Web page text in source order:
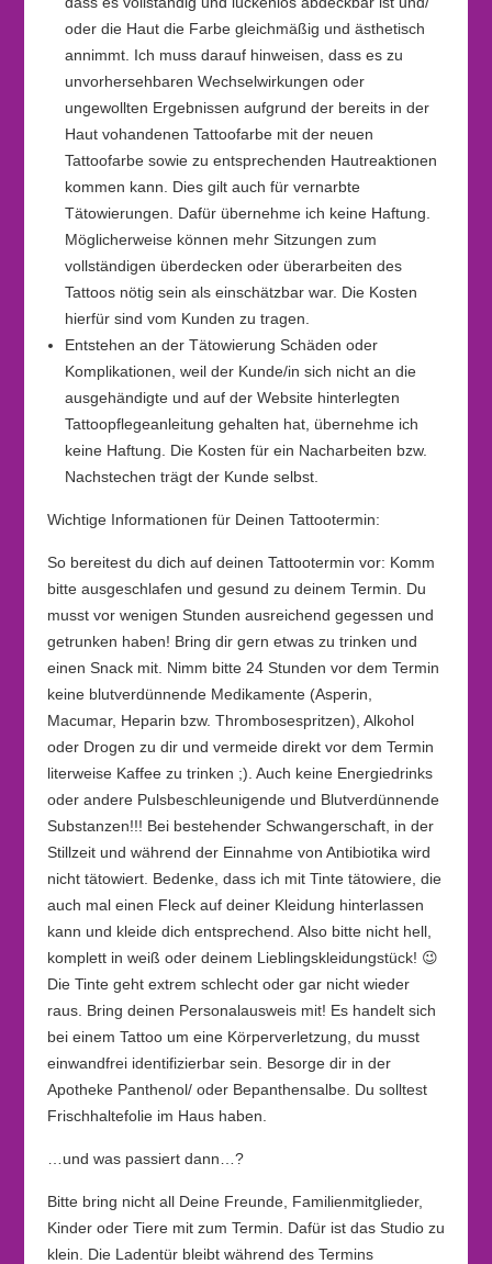
oder die Haut die Farbe gleichmäßig und ästhetisch
annimmt. Ich muss darauf hinweisen, dass es zu
unvorhersehbaren Wechselwirkungen oder
ungewollten Ergebnissen aufgrund der bereits in der
Haut vohandenen Tattoofarbe mit der neuen
Tattoofarbe sowie zu entsprechenden Hautreaktionen
kommen kann. Dies gilt auch für vernarbte
Tätowierungen. Dafür übernehme ich keine Haftung.
Möglicherweise können mehr Sitzungen zum
vollständigen überdecken oder überarbeiten des
Tattoos nötig sein als einschätzbar war. Die Kosten
hierfür sind vom Kunden zu tragen.
Entstehen an der Tätowierung Schäden oder
Komplikationen, weil der Kunde/in sich nicht an die
ausgehändigte und auf der Website hinterlegten
Tattoopflegeanleitung gehalten hat, übernehme ich
keine Haftung. Die Kosten für ein Nacharbeiten bzw.
Nachstechen trägt der Kunde selbst.
Wichtige Informationen für Deinen Tattootermin:
So bereitest du dich auf deinen Tattootermin vor: Komm
bitte ausgeschlafen und gesund zu deinem Termin. Du
musst vor wenigen Stunden ausreichend gegessen und
getrunken haben! Bring dir gern etwas zu trinken und
einen Snack mit. Nimm bitte 24 Stunden vor dem Termin
keine blutverdünnende Medikamente (Asperin,
Macumar, Heparin bzw. Thrombosespritzen), Alkohol
oder Drogen zu dir und vermeide direkt vor dem Termin
literweise Kaffee zu trinken ;). Auch keine Energiedrinks
oder andere Pulsbeschleunigende und Blutverdünnende
Substanzen!!! Bei bestehender Schwangerschaft, in der
Stillzeit und während der Einnahme von Antibiotika wird
nicht tätowiert. Bedenke, dass ich mit Tinte tätowiere, die
auch mal einen Fleck auf deiner Kleidung hinterlassen
kann und kleide dich entsprechend. Also bitte nicht hell,
komplett in weiß oder deinem Lieblingskleidungstück! 😉
Die Tinte geht extrem schlecht oder gar nicht wieder
raus. Bring deinen Personalausweis mit! Es handelt sich
bei einem Tattoo um eine Körperverletzung, du musst
einwandfrei identifizierbar sein. Besorge dir in der
Apotheke Panthenol/ oder Bepanthensalbe. Du solltest
Frischhaltefolie im Haus haben.
…und was passiert dann…?
Bitte bring nicht all Deine Freunde, Familienmitglieder,
Kinder oder Tiere mit zum Termin. Dafür ist das Studio zu
klein. Die Ladentür bleibt während des Termins